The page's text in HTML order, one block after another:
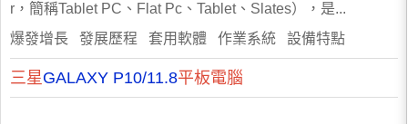
r，簡稱Tablet PC、Flat Pc、Tablet、Slates），是...
爆發增長 發展歷程 套用軟體 作業系統 設備特點
三星GALAXY P10/11.8平板電腦